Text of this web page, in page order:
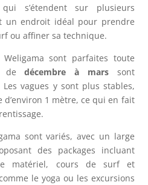
s’étendent sur plusieurs
un endroit idéal pour prendre
ou affiner sa technique.
sont parfaites toute
dedécembre à mars sont
vagues y sont plus stables,
1 mètre, ce qui en fait
sont variés, avec un large
des packages incluant
matériel, cours de surf et
le yoga ou les excursions